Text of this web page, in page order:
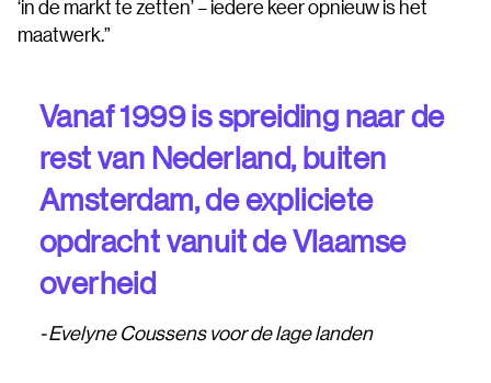
‘in de markt te zetten’ – iedere keer opnieuw is het
maatwerk.”
Vanaf 1999 is spreiding naar de
rest van Nederland, buiten
Amsterdam, de expliciete
opdracht vanuit de Vlaamse
overheid
Evelyne Coussens voor de lage landen